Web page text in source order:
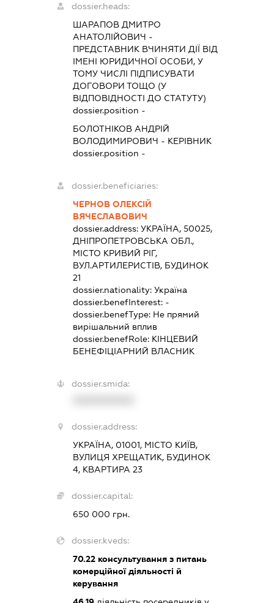
dossier.heads:
ШАРАПОВ ДМИТРО
АНАТОЛІЙОВИЧ -
ПРЕДСТАВНИК ВЧИНЯТИ ДІЇ ВІД
ІМЕНІ ЮРИДИЧНОЇ ОСОБИ, У
ТОМУ ЧИСЛІ ПІДПИСУВАТИ
ДОГОВОРИ ТОЩО (У
ВІДПОВІДНОСТІ ДО СТАТУТУ)
dossier.position -
БОЛОТНІКОВ АНДРІЙ
ВОЛОДИМИРОВИЧ - КЕРІВНИК
dossier.position -
dossier.beneficiaries:
ЧЕРНОВ ОЛЕКСІЙ
ВЯЧЕСЛАВОВИЧ
dossier.address:УКРАЇНА, 50025,
ДНІПРОПЕТРОВСЬКА ОБЛ.,
МІСТО КРИВИЙ РІГ,
ВУЛ.АРТИЛЕРИСТІВ, БУДИНОК
21
dossier.nationality:Україна
dossier.benefInterest: -
dossier.benefType: Не прямий
вирішальний вплив
dossier.benefRole: КІНЦЕВИЙ
БЕНЕФІЦІАРНИЙ ВЛАСНИК
dossier.smida:
dossier.address:
УКРАЇНА, 01001, МІСТО КИЇВ,
ВУЛИЦЯ ХРЕЩАТИК, БУДИНОК
4, КВАРТИРА 23
dossier.capital:
650 000 грн.
dossier.kveds:
70.22 консультування з питань
комерційної діяльності й
керування